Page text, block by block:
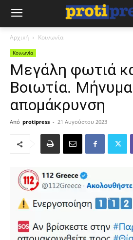
Αρχική Κοινωνία
Κοινωνία
Μεγάλη φωτιά
Βοιωτία. Μήνυμα
απομάκρυνση
Από protipress - 21 Αυγούστου 2023